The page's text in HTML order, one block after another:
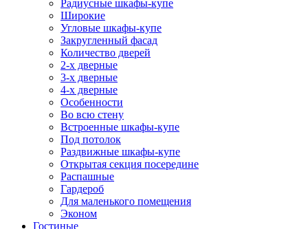
Радиусные шкафы-купе
Широкие
Угловые шкафы-купе
Закругленный фасад
Количество дверей
2-х дверные
3-х дверные
4-х дверные
Особенности
Во всю стену
Встроенные шкафы-купе
Под потолок
Раздвижные шкафы-купе
Открытая секция посередине
Распашные
Гардероб
Для маленького помещения
Эконом
Гостиные